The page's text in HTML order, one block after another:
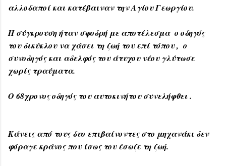
αλλοδαποί και κατέβαιναν την Αγίου Γεωργίου.
Η σύγκρουση ήταν σφοδρή με αποτέλεσμα ο οδηγός
του δικύκλου να χάσει τη ζωή του επί τόπου , ο
συνοδηγός και αδελφός του άτυχου νέου γλύτωσε
χωρίς τραύματα.
Ο 68χρονος οδηγός του αυτοκινήτου συνελήφθει .
Κάνεις από τους δυο επιβαίνοντες στο μηχανάκι δεν
φόραγε κράνος που ίσως του έσωζε τη ζωή.